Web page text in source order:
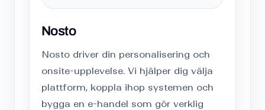
Nosto
Nosto driver din personalisering och
onsite-upplevelse. Vi hjälper dig välja
plattform, koppla ihop systemen och
bygga en e-handel som gör verklig